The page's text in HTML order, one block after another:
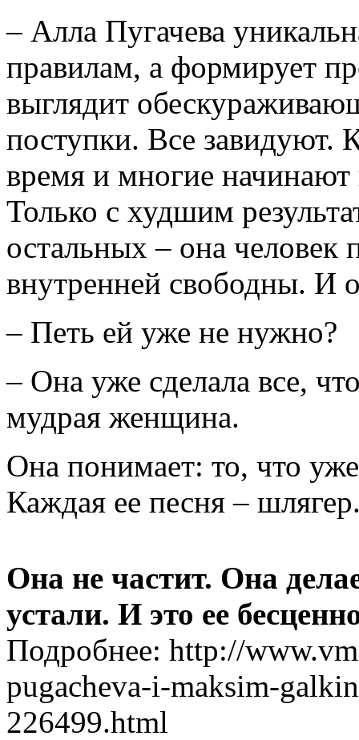
– Алла Пугачева
правилам, а формирует
выглядит
поступки. Все завидуют.
время и многие начинают
Только с худшим
остальных – она
внутренней свободны. И
– Петь ей уже не нужно?
– Она уже сделала все,
мудрая женщина.
Она понимает: то, что
Каждая ее песня –
Она не частит. Она
устали. И это ее
Подробнее: http://
pugacheva-i-maksim-
226499.html